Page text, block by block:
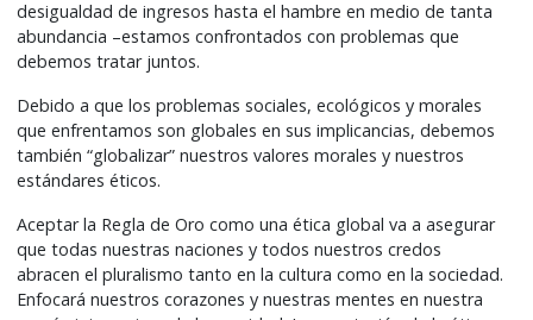
desigualdad de ingresos hasta el hambre en medio de tanta
abundancia –estamos confrontados con problemas que
debemos tratar juntos.
Debido a que los problemas sociales, ecológicos y morales
que enfrentamos son globales en sus implicancias, debemos
también “globalizar” nuestros valores morales y nuestros
estándares éticos.
Aceptar la Regla de Oro como una ética global va a asegurar
que todas nuestras naciones y todos nuestros credos
abracen el pluralismo tanto en la cultura como en la sociedad.
Enfocará nuestros corazones y nuestras mentes en nuestra